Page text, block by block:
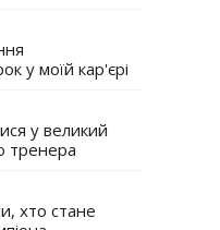
у моїй кар'єрі
у великий
тренера
хто стане